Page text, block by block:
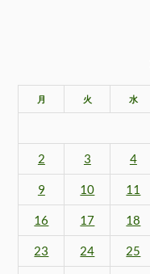
月 火 水
2 3 4
9 10 11
16 17 18
23 24 25